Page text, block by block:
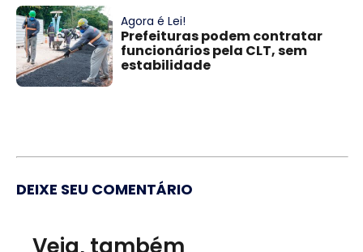
Agora é Lei!
Prefeituras podem contratar
funcionários pela CLT, sem
estabilidade
DEIXE SEU COMENTÁRIO